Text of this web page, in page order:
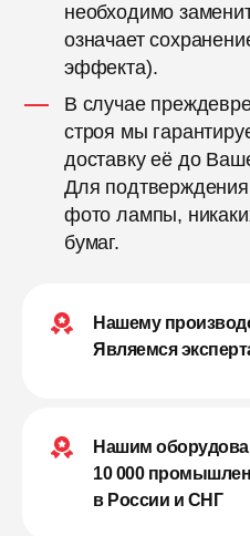
необходимо
означает
эффекта).
В случае
строя мы
доставку её до
Для подтверждения
фото лампы,
бумаг.
Нашему
Являемся
Нашим
10 000
в России и СНГ